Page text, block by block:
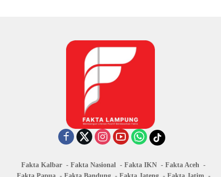
Fakta Kalbar Fakta Nasional Fakta IKN
Fakta Aceh